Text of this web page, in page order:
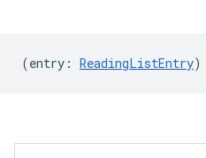
(entry : ReadingListEntry)